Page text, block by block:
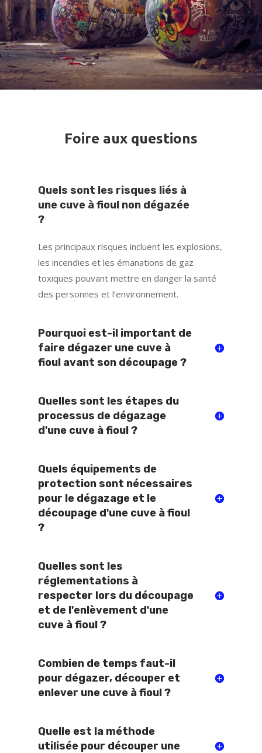
Foire aux questions
Quels sont les risques liés à
une cuve à fioul non dégazée
?
Les principaux risques incluent les explosions,
les incendies et les émanations de gaz
toxiques pouvant mettre en danger la santé
des personnes et l’environnement.
Pourquoi est-il important de
faire dégazer une cuve à
fioul avant son découpage ?
Quelles sont les étapes du
processus de dégazage
d'une cuve à fioul ?
Quels équipements de
protection sont nécessaires
pour le dégazage et le
découpage d'une cuve à fioul
?
Quelles sont les
réglementations à
respecter lors du découpage
et de l'enlèvement d'une
cuve à fioul ?
Combien de temps faut-il
pour dégazer, découper et
enlever une cuve à fioul ?
Quelle est la méthode
utilisée pour découper une